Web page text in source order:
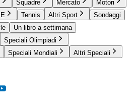
Squadre Mercato
Motori
Tennis Altri Sport
Sondaggi
Un libro a settimana
Speciali Olimpiadi
Speciali Mondiali Altri Speciali